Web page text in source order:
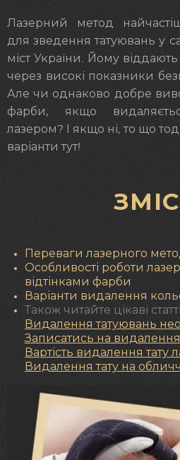
Лазерний метод
для зведення татуювань у
міст України. Йому віддають
через високі показники
Але чи однаково добре
фарби, якщо
лазером? І якщо ні, то що
варіанти тут!
Переваги лазерного
Особливості роботи
відтінками фарби
Варіанти видалення
Також читайте цікаві
Видалення татуювань
Записатись на видалення
Вартість видалення тату
Видалення тату на